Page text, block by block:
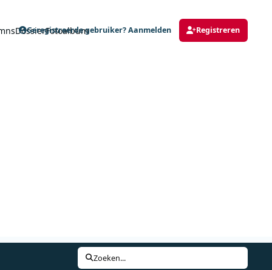
DossierFotoalbum
Geregistreerde gebruiker? Aanmelden Registreren
Zoeken...